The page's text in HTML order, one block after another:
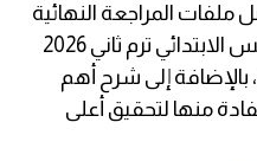
المراجعة النهائية
في اللغة الإنجليزية للصف الخامس الابتدائي ترم ثاني 2026
إلى شرح أهم
منها لتحقيق أعلى